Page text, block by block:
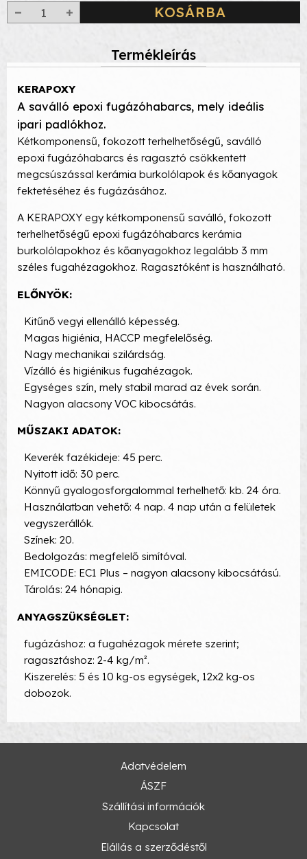
KOSÁRBA
Termékleírás
KERAPOXY
A saválló epoxi fugázóhabarcs, mely ideális
ipari padlókhoz.
Kétkomponensű, fokozott terhelhetőségű, saválló
epoxi fugázóhabarcs és ragasztó csökkentett
megcsúszással kerámia burkolólapok és kőanyagok
fektetéséhez és fugázásához.
A KERAPOXY egy kétkomponensű saválló, fokozott
terhelhetőségű epoxi fugázóhabarcs kerámia
burkolólapokhoz és kőanyagokhoz legalább 3 mm
széles fugahézagokhoz. Ragasztóként is használható.
ELŐNYÖK:
Kitűnő vegyi ellenálló képesség.
Magas higiénia, HACCP megfelelőség.
Nagy mechanikai szilárdság.
Vízálló és higiénikus fugahézagok.
Egységes szín, mely stabil marad az évek során.
Nagyon alacsony VOC kibocsátás.
MŰSZAKI ADATOK:
Keverék fazékideje: 45 perc.
Nyitott idő: 30 perc.
Könnyű gyalogosforgalommal terhelhető: kb. 24 óra.
Használatban vehető: 4 nap. 4 nap után a felületek
vegyszerállók.
Színek: 20.
Bedolgozás: megfelelő simítóval.
EMICODE: EC1 Plus – nagyon alacsony kibocsátású.
Tárolás: 24 hónapig.
ANYAGSZÜKSÉGLET:
fugázáshoz: a fugahézagok mérete szerint;
ragasztáshoz: 2-4 kg/m².
Kiszerelés: 5 és 10 kg-os egységek, 12x2 kg-os
dobozok.
Adatvédelem
ÁSZF
Szállítási információk
Kapcsolat
Elállás a szerződéstől